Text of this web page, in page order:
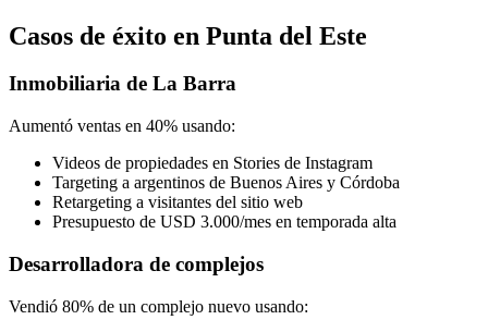
Casos de éxito en Punta del Este
Inmobiliaria de La Barra
Aumentó ventas en 40% usando:
Videos de propiedades en Stories de Instagram
Targeting a argentinos de Buenos Aires y Córdoba
Retargeting a visitantes del sitio web
Presupuesto de USD 3.000/mes en temporada alta
Desarrolladora de complejos
Vendió 80% de un complejo nuevo usando: